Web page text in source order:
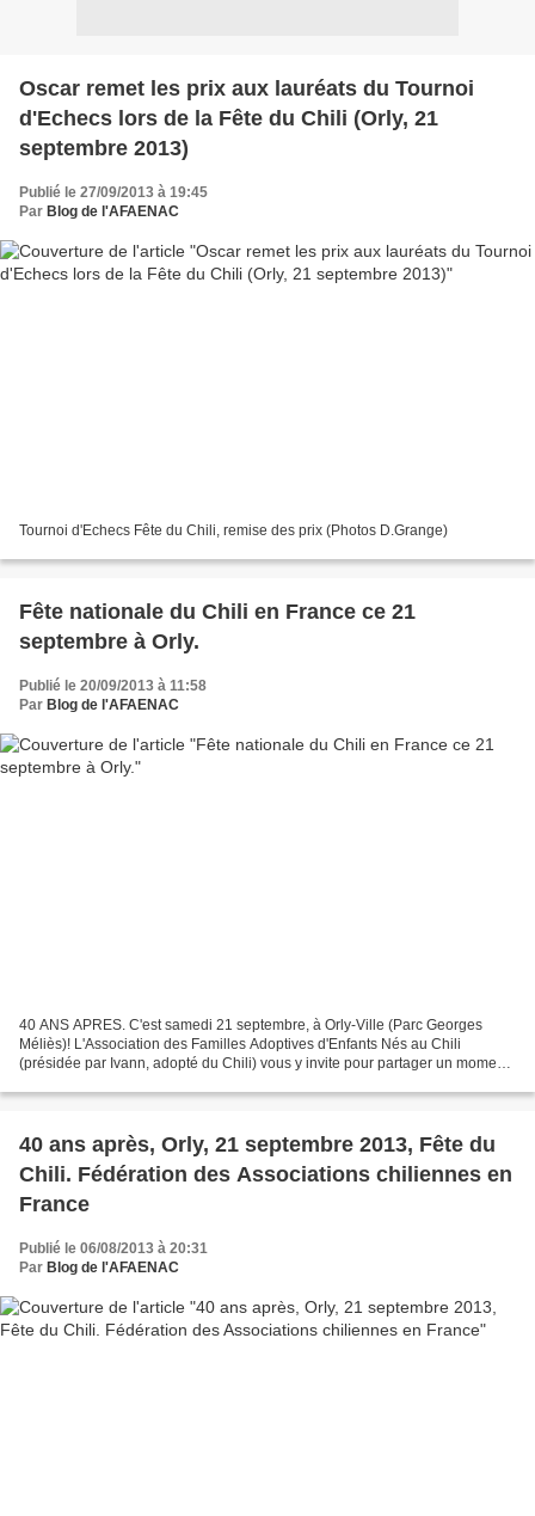
Oscar remet les prix aux lauréats du Tournoi
d'Echecs lors de la Fête du Chili (Orly, 21
septembre 2013)
Publié le 27/09/2013 à 19:45
Par Blog de l'AFAENAC
Tournoi d'Echecs Fête du Chili, remise des prix (Photos D.Grange)
Fête nationale du Chili en France ce 21
septembre à Orly.
Publié le 20/09/2013 à 11:58
Par Blog de l'AFAENAC
40 ANS APRES. C'est samedi 21 septembre, à Orly-Ville (Parc Georges
Méliès)! L'Association des Familles Adoptives d'Enfants Nés au Chili
(présidée par Ivann, adopté du Chili) vous y invite pour partager un moment
40 ans après, Orly, 21 septembre 2013, Fête du
Chili. Fédération des Associations chiliennes en
France
Publié le 06/08/2013 à 20:31
Par Blog de l'AFAENAC